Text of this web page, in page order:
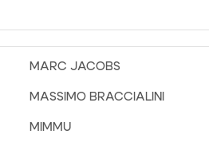
MARC JACOBS
MASSIMO BRACCIALINI
MIMMU